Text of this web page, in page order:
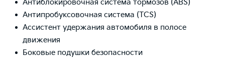
Антиблокировочная система тормозов (ABS)
Антипробуксовочная система (TCS)
Ассистент удержания автомобиля в полосе
движения
Боковые подушки безопасности